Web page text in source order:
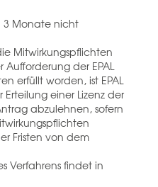
3 Monate nicht
Mitwirkungspflichten
der EPAL
erfüllt worden, ist EPAL
einer Lizenz der
abzulehnen, sofern
Fristen von dem
Verfahrens findet in